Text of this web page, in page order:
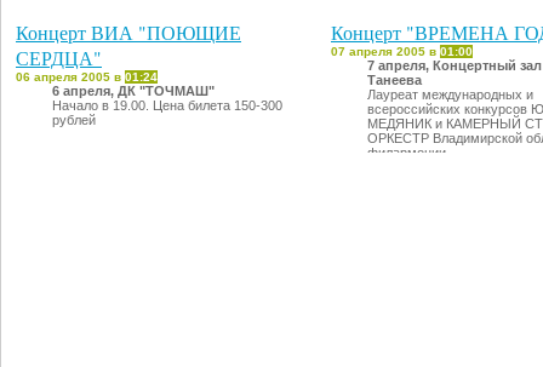
Концерт ВИА "ПОЮЩИЕ
СЕРДЦА"
06 апреля 2005 в 01:24
6 апреля, ДК "ТОЧМАШ"
Начало в 19.00. Цена билета 150-300
рублей
Концерт "ВРЕМЕНА
07 апреля 2005 в 01:00
7 апреля, Концертный
Танеева
Лауреат международных и
всероссийских конкурсов
МЕДЯНИК и КАМЕРНЫЙ
ОРКЕСТР Владимирской
филармонии